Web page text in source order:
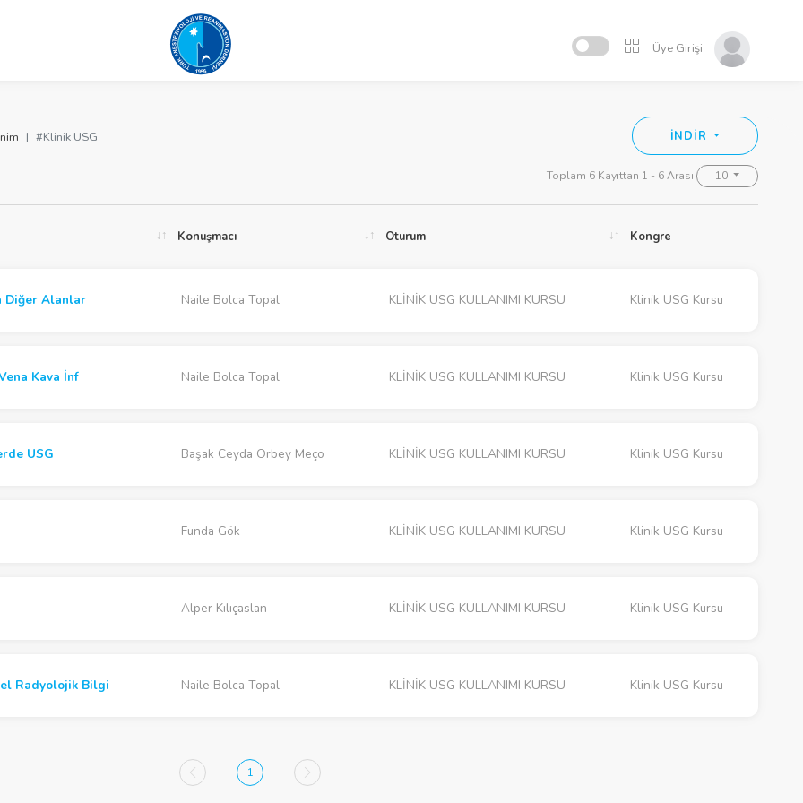
Üye Girişi
İNDİR
#Klinik USG
Toplam 6 Kayıttan 1 - 6 Arası 10
Konuşmacı Oturum Kongre
Diğer Alanlar Naile Bolca Topal KLİNİK USG KULLANIMI KURSU Klinik USG Kursu
Kava İnf Naile Bolca Topal KLİNİK USG KULLANIMI KURSU Klinik USG Kursu
USG Başak Ceyda Orbey Meço KLİNİK USG KULLANIMI KURSU Klinik USG Kursu
Funda Gök KLİNİK USG KULLANIMI KURSU Klinik USG Kursu
Alper Kılıçaslan KLİNİK USG KULLANIMI KURSU Klinik USG Kursu
Radyolojik Bilgi Naile Bolca Topal KLİNİK USG KULLANIMI KURSU Klinik USG Kursu
1